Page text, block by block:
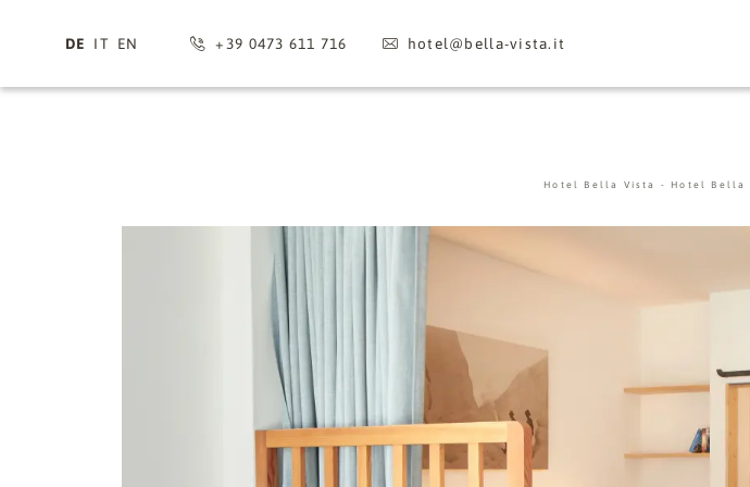
DE IT EN +39 0473 611 716 hotel@bella-vista. it
Hotel Bella Vista - Hotel Bella